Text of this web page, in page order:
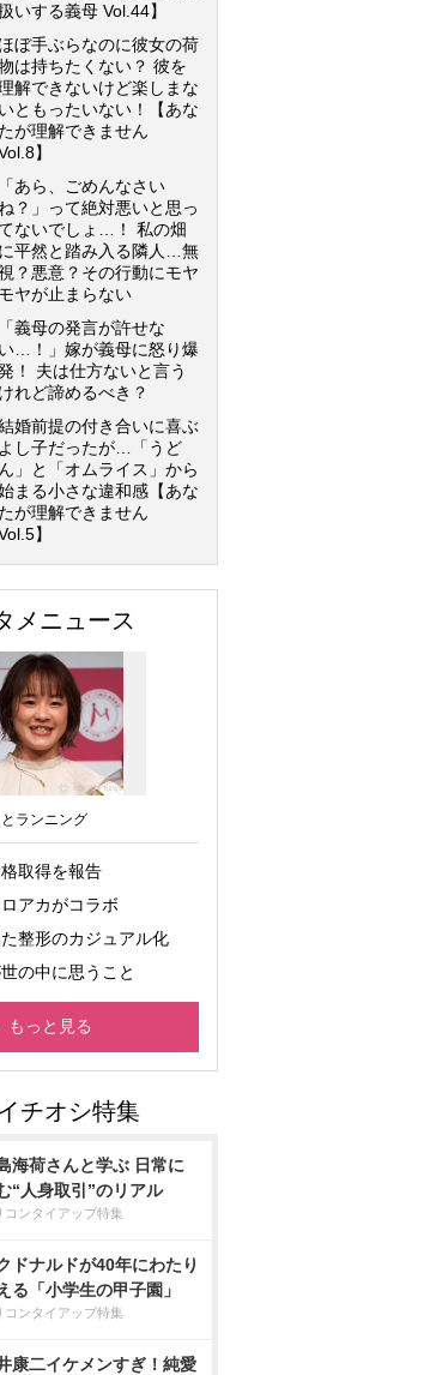
いする義母 Vol.44】
ぼ手ぶらなのに彼女の荷
は持ちたくない？ 彼を
解できないけど楽しまな
いともったいない！【あな
たが理解できません
】
「あら、ごめんなさい
ね？」って絶対悪いと思っ
てないでしょ…！ 私の畑
に平然と踏み入る隣人…無
？悪意？その行動にモヤ
モヤが止まらない
「義母の発言が許せな
い…！」嫁が義母に怒り爆
！ 夫は仕方ないと言う
けれど諦めるべき？
婚前提の付き合いに喜ぶ
よし子だったが…「うど
ん」と「オムライス」から
まる小さな違和感【あな
たが理解できません
】
メニュース
ランニング
取得を報告
アカがコラボ
整形のカジュアル化
の中に思うこと
もっと見る
海荷さんと学ぶ 日常に
“人身取引”のリアル
コンタイアップ特集
ドナルドが40年にわたり
る「小学生の甲子園」
コンタイアップ特集
康二イケメンすぎ！純愛